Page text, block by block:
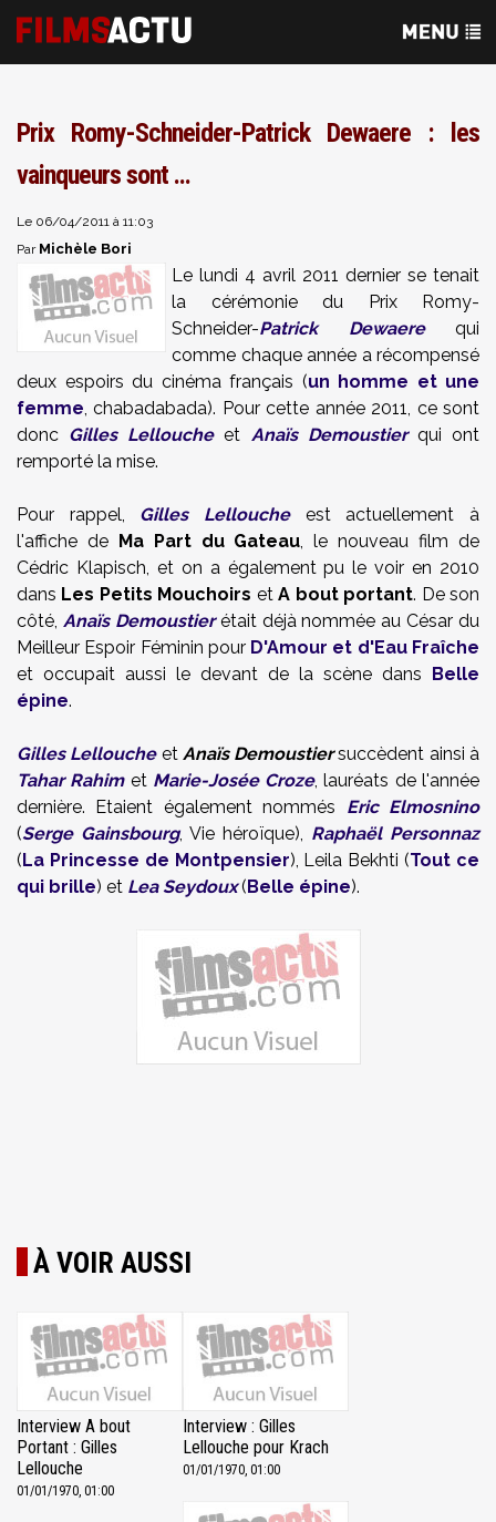
Prix Romy-Schneider-Patrick Dewaere : les
vainqueurs sont ...
Le 06/04/2011 à 11:03
Par Michèle Bori
Le lundi 4 avril 2011 dernier se tenait
la cérémonie du Prix Romy-
Schneider-Patrick Dewaerequi
comme chaque année a récompensé
deux espoirs du cinéma français (un homme et une
femme, chabadabada). Pour cette année 2011, ce sont
donc Gilles Lelloucheet Anaïs Demoustierqui ont
remporté la mise.
Pour rappel, Gilles Lelloucheest actuellement à
l'affiche de Ma Part du Gateau, le nouveau film de
Cédric Klapisch, et on a également pu le voir en 2010
dans Les Petits Mouchoirs etA bout portant. De son
côté, Anaïs Demoustierétait déjà nommée au César du
Meilleur Espoir Féminin pour D'Amour et d'Eau Fraîche
et occupait aussi le devant de la scène dans Belle
épine.
Gilles Lelloucheet Anaïs Demoustiersuccèdent ainsi à
Tahar Rahimet Marie-Josée Croze, lauréats de l'année
dernière. Etaient également nommés Eric Elmosnino
(Serge Gainsbourg, Vie héroïque), Raphaël Personnaz
(La Princesse de Montpensier), Leila Bekhti (Tout ce
qui brille) et Lea Seydoux(Belle épine).
À VOIR AUSSI
Interview A bout
Portant : Gilles
Lellouche
01/01/1970, 01:00
Interview : Gilles
Lellouche pour Krach
01/01/1970, 01:00